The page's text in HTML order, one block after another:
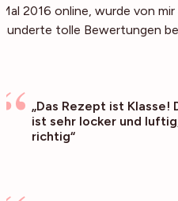
Mal 2016 online, wurde von
hunderte tolle Bewertungen
„Das Rezept ist Klasse!
ist sehr locker und
richtig“